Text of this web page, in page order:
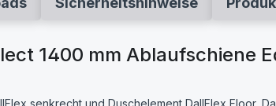
1400 mm Ablaufschiene
senkrecht und Duschelement DallFlex Floor,